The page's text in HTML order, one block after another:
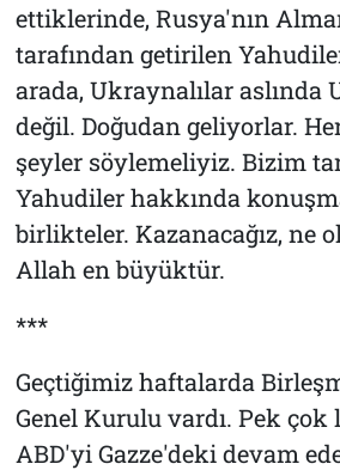
ettiklerinde, Rusya'nın
tarafından getirilen
arada, Ukraynalılar aslında
değil. Doğudan geliyorlar.
şeyler söylemeliyiz. Bizim
Yahudiler hakkında
birlikteler. Kazanacağız, ne
Allah en büyüktür.
***
Geçtiğimiz haftalarda
Genel Kurulu vardı. Pek
ABD'yi Gazze'deki devam